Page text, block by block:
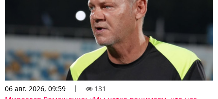
06 авг. 2026, 09:59 131